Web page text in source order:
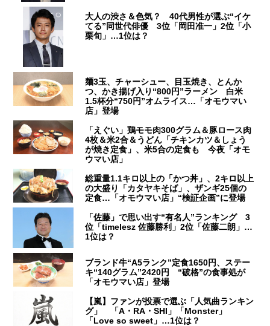
大人の渋さ＆色気？ 40代男性が選ぶ“イケ
てる”同世代俳優 3位「岡田准一」2位「小
栗旬」…1位は？
麺3玉、チャーシュー、目玉焼き、とんか
つ、かき揚げ入り“800円”ラーメン 白米
1.5杯分“750円”オムライス…「オモウマい
店」登場
「えぐい」鶏モモ肉300グラム＆豚ロース肉
4枚＆米2合＆うどん「チキンカツ＆しょう
が焼き定食」、米5合の定食も 今夜「オモ
ウマい店」
総重量1.1キロ以上の「かつ丼」、2キロ以上
の大盛り「カタヤキそば」、ザンギ25個の
定食…「オモウマい店」“検証企画”に登場
「佐藤」で思い出す“有名人”ランキング 3
位「timelesz 佐藤勝利」2位「佐藤二朗」…
1位は？
ブランド牛“A5ランク”定食1650円、ステー
キ“140グラム”2420円 “破格”の食事処が
「オモウマい店」登場
【嵐】ファンが投票で選ぶ「人気曲ランキン
グ」 「A・RA・SHI」「Monster」
「Love so sweet」…1位は？